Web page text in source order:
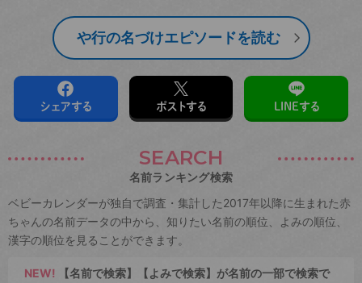
や行の名づけエピソードを読む
シェアする ポストする LINEする
SEARCH
名前ランキング検索
ベビーカレンダーが独自で調査・集計した2017年以降に生まれた赤
ちゃんの名前データの中から、知りたい名前の順位、よみの順位、
漢字の順位を見ることができます。
NEW! 【名前で検索】【よみで検索】が名前の一部で検索で